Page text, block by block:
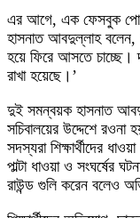
এর আগে, এক ফেসবুক
হাসনাত আবদুল্লাহ বলেন,
হয়ে ফিরে আসতে চাচ্ছে।
রাখা হয়েছে।’
দুই সমন্বয়ক হাসনাত
সচিবালয়ের উদ্দেশে রওনা
সদস্যরা শিক্ষার্থীদের
পাল্টা ধাওয়া ও সংঘর্ষের
রাউন্ড গুলি করেন বলেও